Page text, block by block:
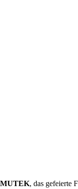
MUTEK, das gefeierte